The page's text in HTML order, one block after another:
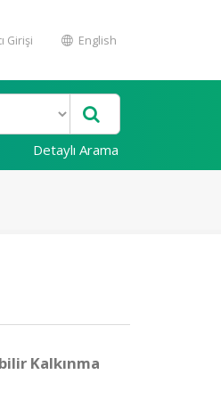
Girişi English
Detaylı Arama
Kalkınma